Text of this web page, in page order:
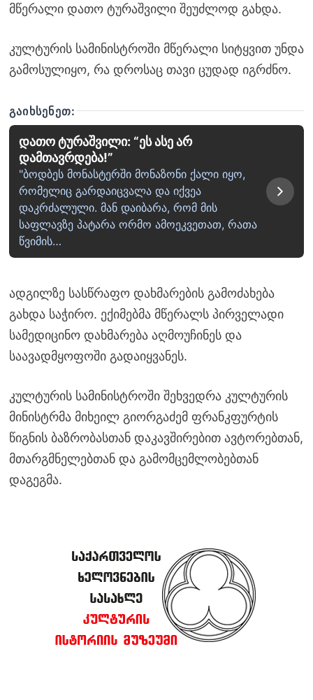
მწერალი დათო ტურაშვილი შეუძლოდ გახდა.
კულტურის სამინისტროში მწერალი სიტყვით უნდა
გამოსულიყო, რა დროსაც თავი ცუდად იგრძნო.
ᲒᲐᲘᲮᲡᲔᲜᲔᲗ:
დათო ტურაშვილი: “ეს ასე არ
დამთავრდება!”
"ბოდბეს მონასტერში მონაზონი ქალი იყო,
რომელიც გარდაიცვალა და იქვეა
დაკრძალული. მან დაიბარა, რომ მის
საფლავზე პატარა ორმო ამოეკვეთათ, რათა
წვიმის…
ადგილზე სასწრაფო დახმარების გამოძახება
გახდა საჭირო. ექიმებმა მწერალს პირველადი
სამედიცინო დახმარება აღმოუჩინეს და
საავადმყოფოში გადაიყვანეს.
კულტურის სამინისტროში შეხვედრა კულტურის
მინისტრმა მიხეილ გიორგაძემ ფრანკფურტის
წიგნის ბაზრობასთან დაკავშირებით ავტორებთან,
მთარგმნელებთან და გამომცემლობებთან
დაგეგმა.